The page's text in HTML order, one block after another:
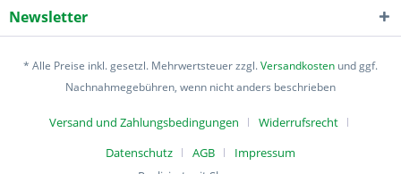
Newsletter
* Alle Preise inkl. gesetzl. Mehrwertsteuer zzgl.Versandkosten und ggf.
Nachnahmegebühren, wenn nicht anders beschrieben
Versand und Zahlungsbedingungen
Widerrufsrecht
Datenschutz
AGB
Impressum